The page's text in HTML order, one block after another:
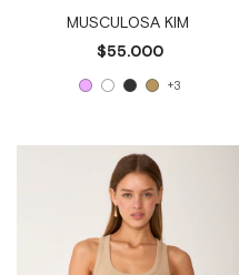
MUSCULOSA KIM
$55.000
+3